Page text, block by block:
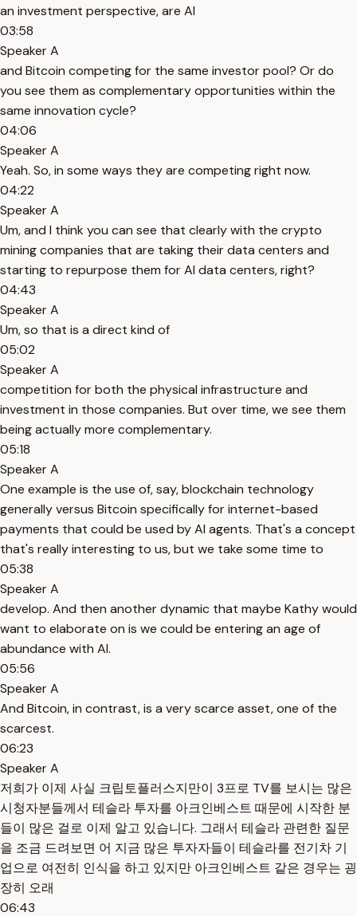
an investment perspective, are AI
03:58
Speaker A
and Bitcoin competing for the same investor pool? Or do
you see them as complementary opportunities within the
same innovation cycle?
04:06
Speaker A
Yeah. So, in some ways they are competing right now.
04:22
Speaker A
Um, and I think you can see that clearly with the crypto
mining companies that are taking their data centers and
starting to repurpose them for AI data centers, right?
04:43
Speaker A
Um, so that is a direct kind of
05:02
Speaker A
competition for both the physical infrastructure and
investment in those companies. But over time, we see them
being actually more complementary.
05:18
Speaker A
One example is the use of, say, blockchain technology
generally versus Bitcoin specifically for internet-based
payments that could be used by AI agents. That's a concept
that's really interesting to us, but we take some time to
05:38
Speaker A
develop. And then another dynamic that maybe Kathy would
want to elaborate on is we could be entering an age of
abundance with AI.
05:56
Speaker A
And Bitcoin, in contrast, is a very scarce asset, one of the
scarcest.
06:23
Speaker A
저희가 이제 사실 크립토플러스지만이 3프로 TV를 보시는 많은
시청자분들께서 테슬라 투자를 아크인베스트 때문에 시작한 분
들이 많은 걸로 이제 알고 있습니다. 그래서 테슬라 관련한 질문
을 조금 드려보면 어 지금 많은 투자자들이 테슬라를 전기차 기
업으로 여전히 인식을 하고 있지만 아크인베스트 같은 경우는 굉
장히 오래
06:43